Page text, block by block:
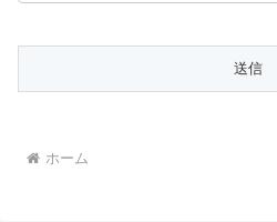
ホーム